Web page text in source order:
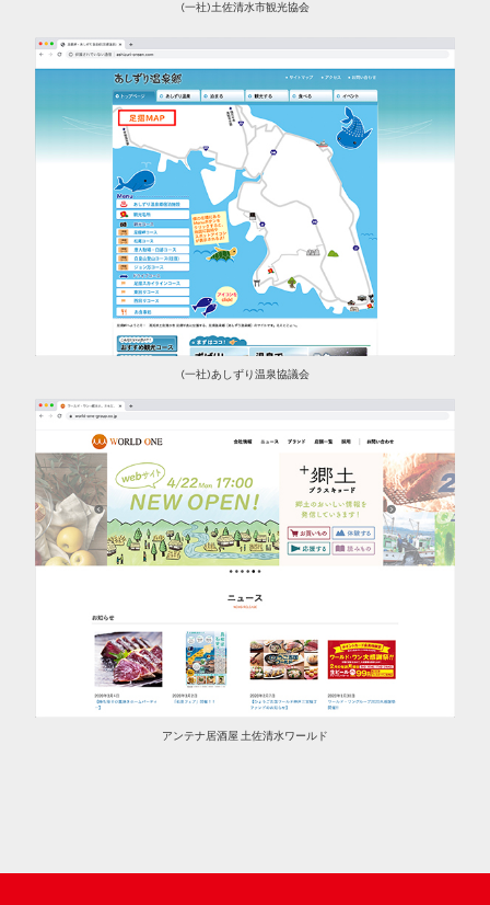
(一社)土佐清水市観光協会
(一社)あしずり温泉協議会
アンテナ居酒屋 土佐清水ワールド